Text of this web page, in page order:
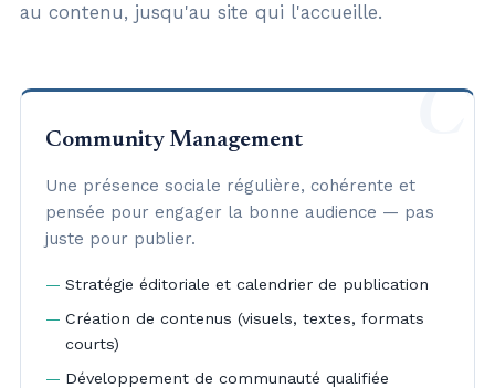
au contenu, jusqu'au site qui l'accueille.
C
Community Management
Une présence sociale régulière, cohérente et
pensée pour engager la bonne audience — pas
juste pour publier.
Stratégie éditoriale et calendrier de publication
Création de contenus (visuels, textes, formats
courts)
Développement de communauté qualifiée